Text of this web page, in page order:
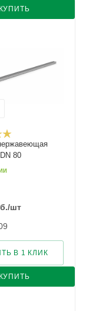
КУПИТЬ
80
/шт
КУПИТЬ
В 1 КЛИК